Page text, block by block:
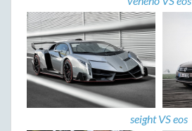
seight VS eos